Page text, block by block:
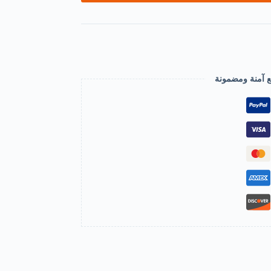
آمنة ومضمونة